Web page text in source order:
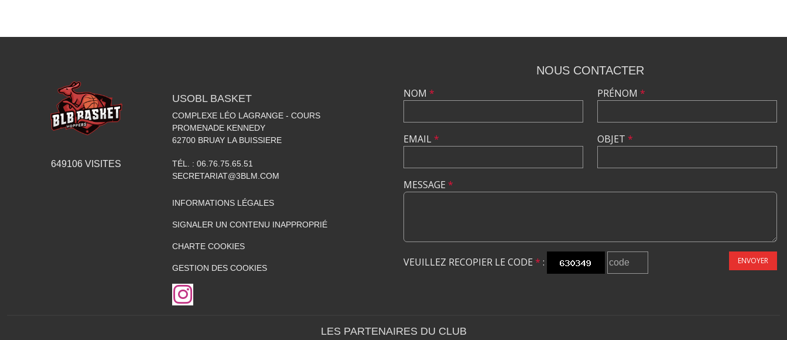
649106 VISITES
USOBL BASKET
COMPLEXE LÉO LAGRANGE - COURS
PROMENADE KENNEDY
62700 BRUAY LA BUISSIERE
TÉL. : 06.76.75.65.51
SECRETARIAT@3BLM.COM
INFORMATIONS LÉGALES
SIGNALER UN CONTENU INAPPROPRIÉ
CHARTE COOKIES
GESTION DES COOKIES
NOUS CONTACTER
NOM *
EMAIL*
PRÉNOM *
OBJET *
MESSAGE *
VEUILLEZ RECOPIER LE CODE * : ENVOYER
LES PARTENAIRES DU CLUB